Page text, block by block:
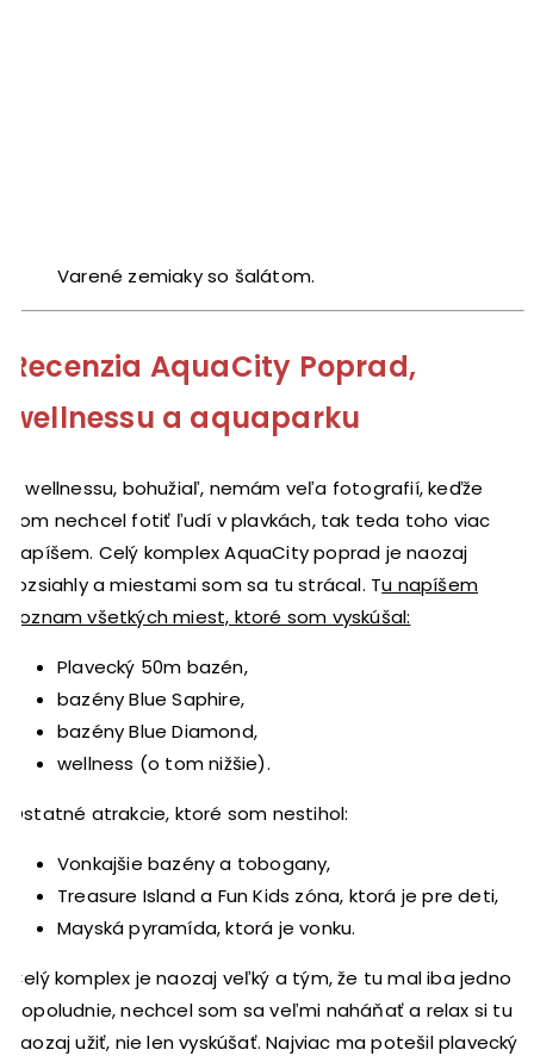
Varené zemiaky so šalátom.
Recenzia AquaCity Poprad,
wellnessu a aquaparku
Z wellnessu, bohužiaľ, nemám veľa fotografií, keďže
som nechcel fotiť ľudí v plavkách, tak teda toho viac
napíšem. Celý komplex AquaCity poprad je naozaj
rozsiahly a miestami som sa tu strácal. Tu napíšem
zoznam všetkých miest, ktoré som vyskúšal:
Plavecký 50m bazén,
bazény Blue Saphire,
bazény Blue Diamond,
wellness (o tom nižšie).
Ostatné atrakcie, ktoré som nestihol:
Vonkajšie bazény a tobogany,
Treasure Island a Fun Kids zóna, ktorá je pre deti,
Mayská pyramída, ktorá je vonku.
Celý komplex je naozaj veľký a tým, že tu mal iba jedno
dopoludnie, nechcel som sa veľmi naháňať a relax si tu
naozaj užiť, nie len vyskúšať. Najviac ma potešil plavecký